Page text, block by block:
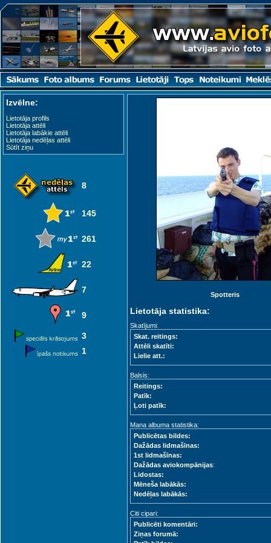
Izvēlne:
Lietotāja profils
Lietotāja attēli
Lietotāja labākie attēli
Lietotāja nedēļas attēli
Sūtīt ziņu
8
145
261
22
7
9
3
1
Spotteris
Lietotāja statistika:
Skatījumi:
Skat. reitings:
Attēli skatīti:
Lielie att.:
Balsis:
Reitings:
Patīk:
Ļoti patīk:
Mana albuma statistika:
Publicētas bildes:
Dažādas lidmašīnas:
1st lidmašīnas:
Dažādas aviokompānijas:
Lidostas:
Mēneša labākās:
Nedēļas labākās:
Citi cipari:
Publicēti komentāri:
Ziņas forumā: